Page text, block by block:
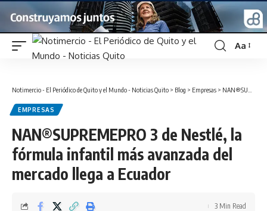
Font
Aa
Notimercio - El Periódico de Quito y el Mundo - Noticias Quito > Blog > Empresas > NAN®SUPREMEPRO 3 de Nestlé, la fórmula infantil más avanzada del mercado llega a Ecuador
EMPRESAS
NAN®SUPREMEPRO 3 de Nestlé, la
fórmula infantil más avanzada del
mercado llega a Ecuador
3 Min Read